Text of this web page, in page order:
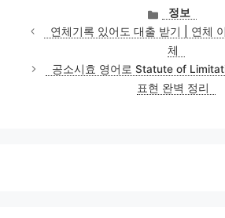
카
테
고
리
정보
연체기록 있어도 대출 받기 | 연체
체
공소시효 영어로 Statute of
표현 완벽 정리